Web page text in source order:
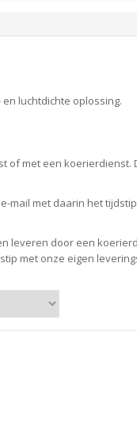
en luchtdichte oplossing.
of met een koerierdienst.
met daarin het
leveren door een
met onze eigen